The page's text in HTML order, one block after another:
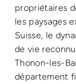
propriétaires
les paysages
Suisse, le
de vie
Thonon-les-
département